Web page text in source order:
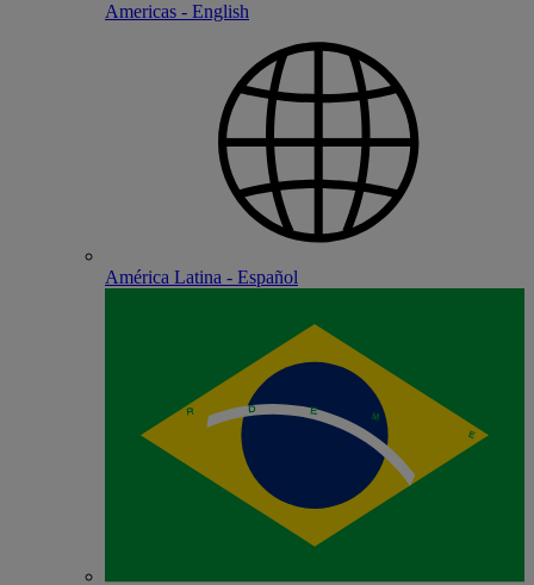
Americas - English
América Latina - Español